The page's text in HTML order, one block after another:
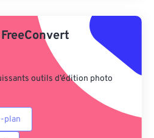
du préréglage
préréglage
FreeConvert
outils d’édition photo
plan